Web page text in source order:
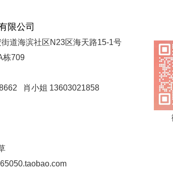
限公司
道海滨社区N23区海天路15-1号
栋709
肖小姐 13603021858